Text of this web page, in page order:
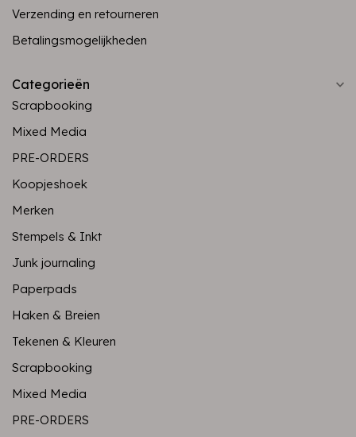
Verzending en retourneren
Betalingsmogelijkheden
Categorieën
Scrapbooking
Mixed Media
PRE-ORDERS
Koopjeshoek
Merken
Stempels & Inkt
Junk journaling
Paperpads
Haken & Breien
Tekenen & Kleuren
Scrapbooking
Mixed Media
PRE-ORDERS